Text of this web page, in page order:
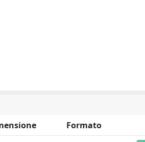
Formato